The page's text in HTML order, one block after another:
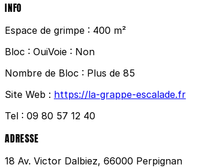
INFO
Espace de grimpe : 400 m²
Bloc : OuiVoie : Non
Nombre de Bloc : Plus de 85
Site Web : https://la-grappe-escalade.fr
Tel : 09 80 57 12 40
ADRESSE
18 Av. Victor Dalbiez, 66000 Perpignan